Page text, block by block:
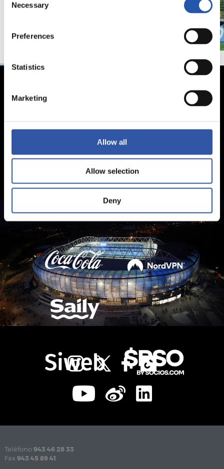
Selection
Necessary
Preferences
Statistics
Marketing
Allow all
Allow selection
Deny
Teléfono 943 46 28 33
Fax 943 45 89 41